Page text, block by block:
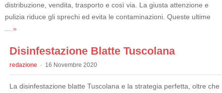
distribuzione, vendita, trasporto e così via. La giusta attenzione e
pulizia riduce gli sprechi ed evita le contaminazioni. Queste ultime
»
Disinfestazione Blatte Tuscolana
redazione 16 Novembre 2020
La disinfestazione blatte Tuscolana e la strategia perfetta, oltre che